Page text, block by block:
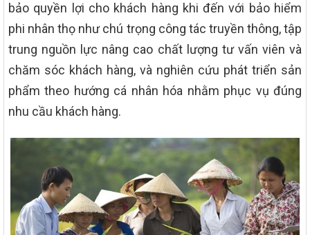
bảo quyền lợi cho khách hàng khi đến với bảo hiểm
phi nhân thọ như chú trọng công tác truyền thông, tập
trung nguồn lực nâng cao chất lượng tư vấn viên và
chăm sóc khách hàng, và nghiên cứu phát triển sản
phẩm theo hướng cá nhân hóa nhằm phục vụ đúng
nhu cầu khách hàng.